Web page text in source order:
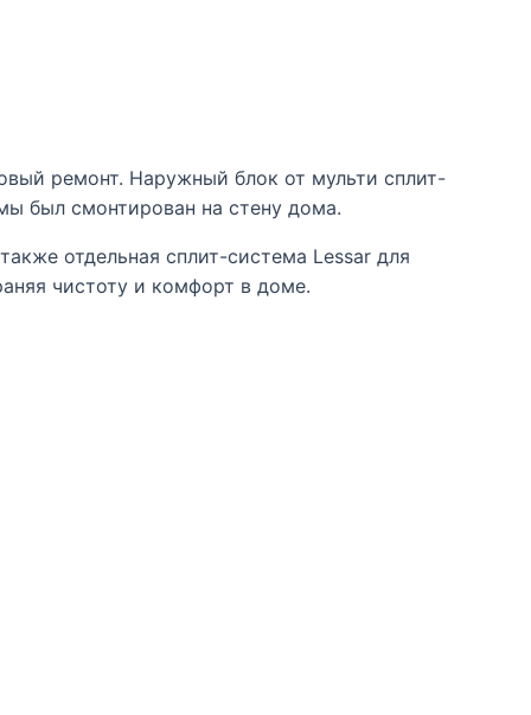
ремонт. Наружный блок от мульти сплит-
был смонтирован на стену дома.
отдельная сплит-система Lessar для
чистоту и комфорт в доме.